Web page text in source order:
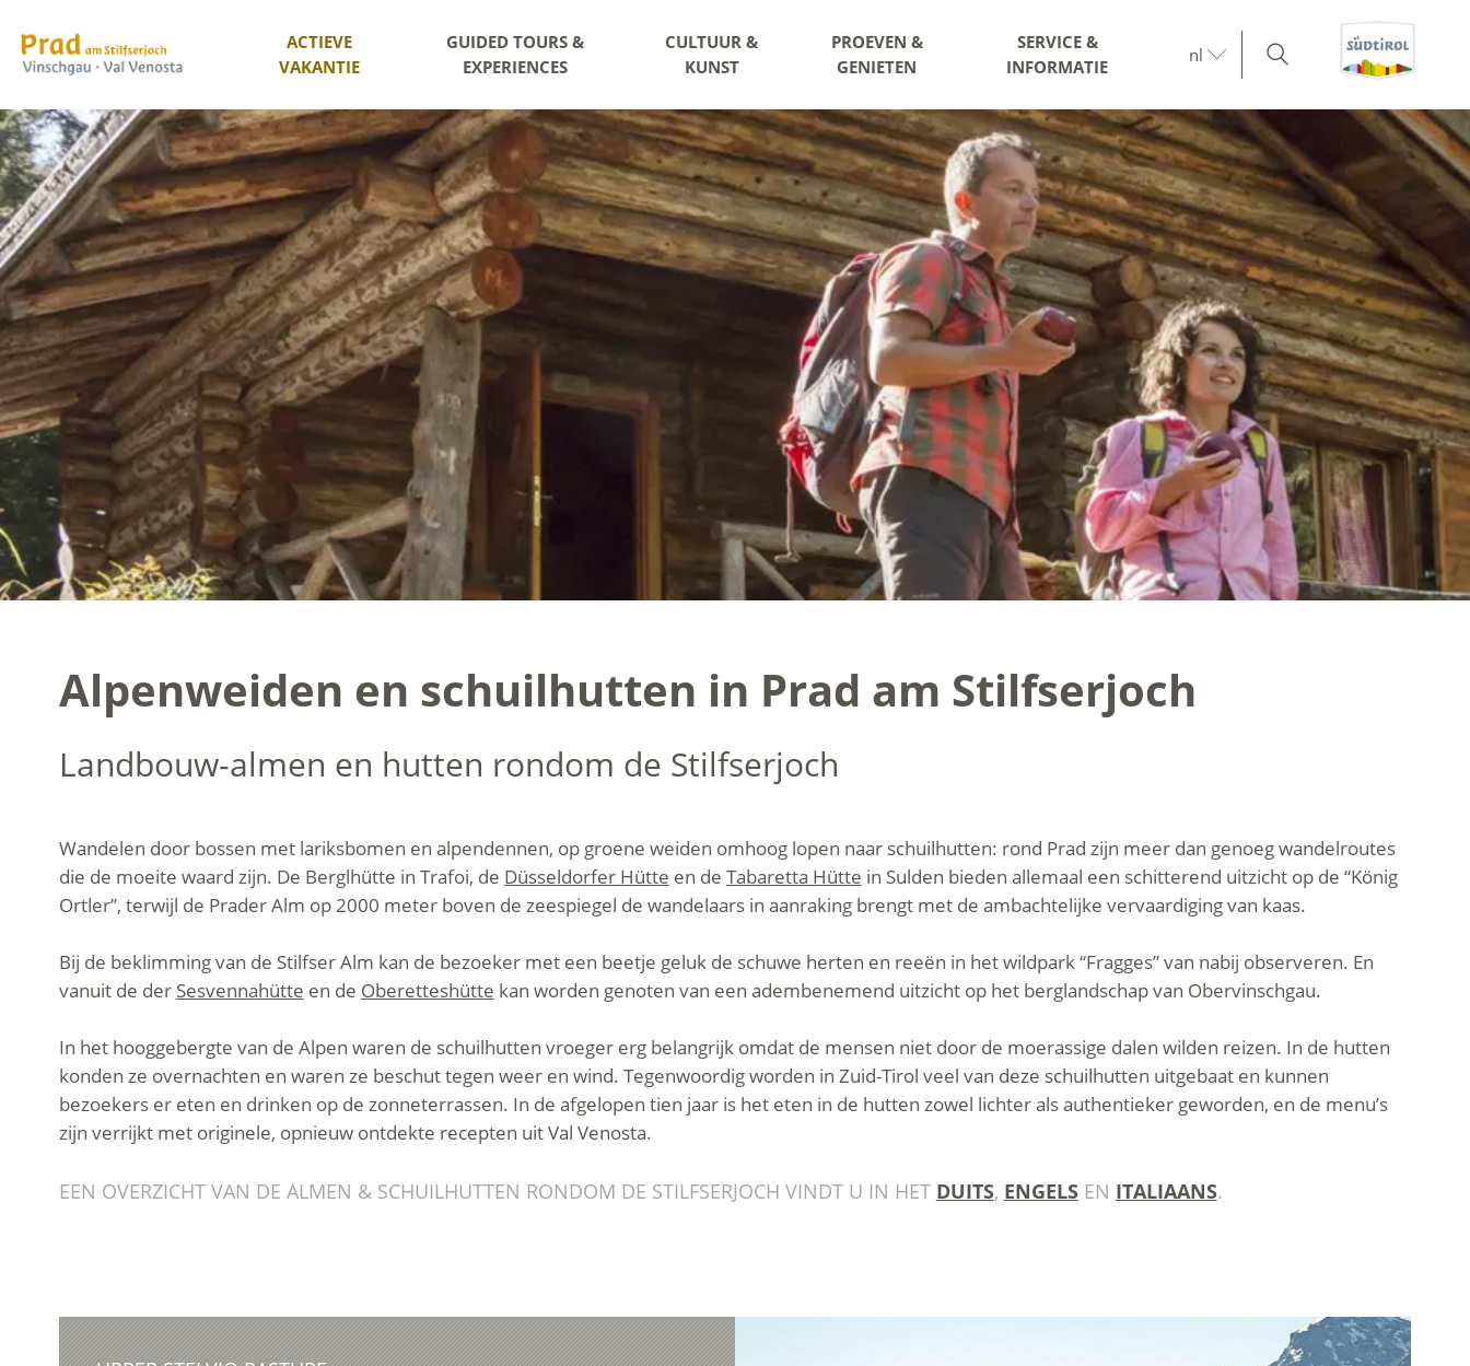
ACTIEVE
VAKANTIE
GUIDED TOURS &
EXPERIENCES
CULTUUR &
KUNST
PROEVEN &
GENIETEN
SERVICE &
INFORMATIE
nl
Alpenweiden en schuilhutten in Prad am Stilfserjoch
Landbouw-almen en hutten rondom de Stilfserjoch
Wandelen door bossen met lariksbomen en alpendennen, op groene weiden omhoog lopen naar schuilhutten: rond Prad zijn meer dan genoeg wandelroutes
die de moeite waard zijn. De Berglhütte in Trafoi, de Düsseldorfer Hütte en de Tabaretta Hütte in Sulden bieden allemaal een schitterend uitzicht op de “König
Ortler”, terwijl de Prader Alm op 2000 meter boven de zeespiegel de wandelaars in aanraking brengt met de ambachtelijke vervaardiging van kaas.
Bij de beklimming van de Stilfser Alm kan de bezoeker met een beetje geluk de schuwe herten en reeën in het wildpark “Fragges” van nabij observeren. En
vanuit de der Sesvennahütte en de Oberetteshütte kan worden genoten van een adembenemend uitzicht op het berglandschap van Obervinschgau.
In het hooggebergte van de Alpen waren de schuilhutten vroeger erg belangrijk omdat de mensen niet door de moerassige dalen wilden reizen. In de hutten
konden ze overnachten en waren ze beschut tegen weer en wind. Tegenwoordig worden in Zuid-Tirol veel van deze schuilhutten uitgebaat en kunnen
bezoekers er eten en drinken op de zonneterrassen. In de afgelopen tien jaar is het eten in de hutten zowel lichter als authentieker geworden, en de menu’s
zijn verrijkt met originele, opnieuw ontdekte recepten uit Val Venosta.
EEN OVERZICHT VAN DE ALMEN & SCHUILHUTTEN RONDOM DE STILFSERJOCH VINDT U IN HET DUITS, ENGELSEN ITALIAANS.